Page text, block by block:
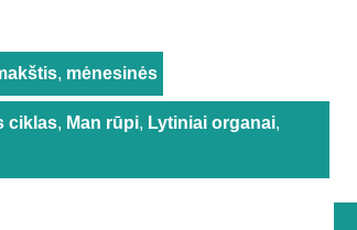
, mėnesinės
ciklas, Man rūpi, Lytiniai organai,